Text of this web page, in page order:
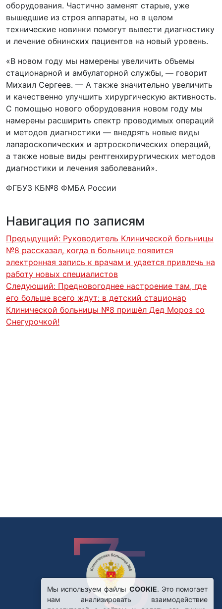
оборудования. Частично заменят старые, уже
вышедшие из строя аппараты, но в целом
технические новинки помогут вывести диагностику
и лечение обнинских пациентов на новый уровень.
«В новом году мы намерены увеличить объемы
стационарной и амбулаторной службы, — говорит
Михаил Сергеев. — А также значительно увеличить
и качественно улучшить хирургическую активность.
С помощью нового оборудования новом году мы
намерены расширить спектр проводимых операций
и методов диагностики — внедрять новые виды
лапароскопических и артроскопических операций,
а также новые виды рентгенхирургических методов
диагностики и лечения заболеваний».
ФГБУЗ КБ№8 ФМБА России
Навигация по записям
Предыдущий: Руководитель Клинической больницы
№8 рассказал, когда в больнице появится
электронная запись к врачам и удается привлечь на
работу новых специалистов
Следующий: Предновогоднее настроение там, где
его больше всего ждут: в детский стационар
Клинической больницы №8 пришёл Дед Мороз со
Снегурочкой!
Мы используем файлы COOKIE. Это помогает
нам анализировать взаимодействие